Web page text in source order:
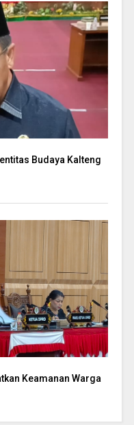
Budaya Kalteng
Keamanan Warga